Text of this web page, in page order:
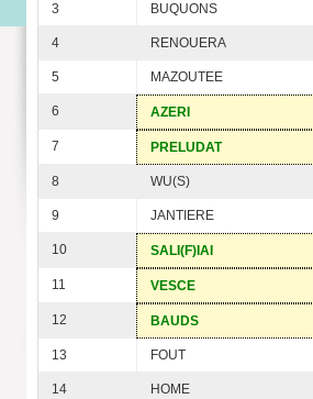
3 BUQUONS
4 RENOUERA
5 MAZOUTEE
6 AZERI
7 PRELUDAT
8 WU(S)
9 JANTIERE
10 SALI(F)IAI
11 VESCE
12 BAUDS
13 FOUT
14 HOME